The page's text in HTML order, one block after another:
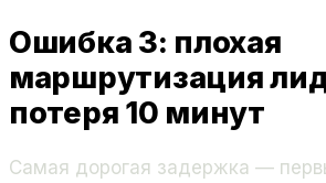
Ошибка 3: плохая
маршрутизация
потеря 10 минут
Самая дорогая задержка —